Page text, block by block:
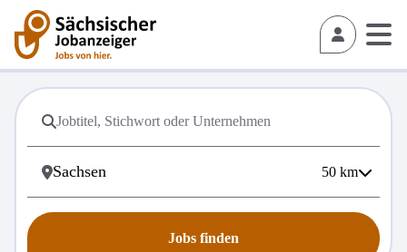
50 km
Jobs finden